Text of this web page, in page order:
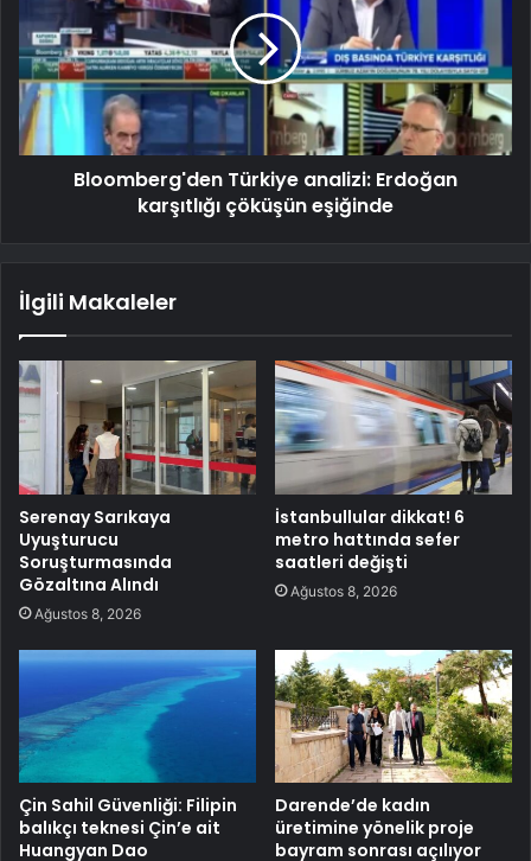
Bloomberg'den Türkiye analizi: Erdoğan
karşıtlığı çöküşün eşiğinde
İlgili Makaleler
Serenay Sarıkaya
Uyuşturucu
Soruşturmasında
Gözaltına Alındı
Ağustos 8, 2026
İstanbullular dikkat! 6
metro hattında sefer
saatleri değişti
Ağustos 8, 2026
Çin Sahil Güvenliği: Filipin
balıkçı teknesi Çin’e ait
Huangyan Dao
Darende’de kadın
üretimine yönelik proje
bayram sonrası açılıyor